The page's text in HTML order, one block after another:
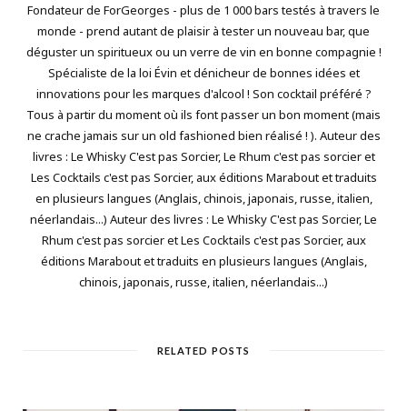
Fondateur de ForGeorges - plus de 1 000 bars testés à travers le
monde - prend autant de plaisir à tester un nouveau bar, que
déguster un spiritueux ou un verre de vin en bonne compagnie !
Spécialiste de la loi Évin et dénicheur de bonnes idées et
innovations pour les marques d'alcool ! Son cocktail préféré ?
Tous à partir du moment où ils font passer un bon moment (mais
ne crache jamais sur un old fashioned bien réalisé ! ). Auteur des
livres : Le Whisky C'est pas Sorcier, Le Rhum c'est pas sorcier et
Les Cocktails c'est pas Sorcier, aux éditions Marabout et traduits
en plusieurs langues (Anglais, chinois, japonais, russe, italien,
néerlandais...) Auteur des livres : Le Whisky C'est pas Sorcier, Le
Rhum c'est pas sorcier et Les Cocktails c'est pas Sorcier, aux
éditions Marabout et traduits en plusieurs langues (Anglais,
chinois, japonais, russe, italien, néerlandais...)
RELATED POSTS